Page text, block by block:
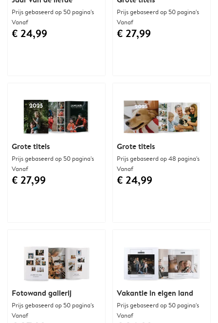
Prijs gebaseerd op 50 pagina's
Vanaf
€ 27,99
Grote titels
Prijs gebaseerd op 50 pagina's
Vanaf
€ 27,99
Grote titels
Prijs gebaseerd op 48 pagina's
Vanaf
€ 24,99
Fotowand gallerij
Prijs gebaseerd op 50 pagina's
Vanaf
Prijs gebaseerd op 50 pagina's
Vanaf
€ 24,99
Vakantie in eigen land
Prijs gebaseerd op 50 pagina's
Vanaf